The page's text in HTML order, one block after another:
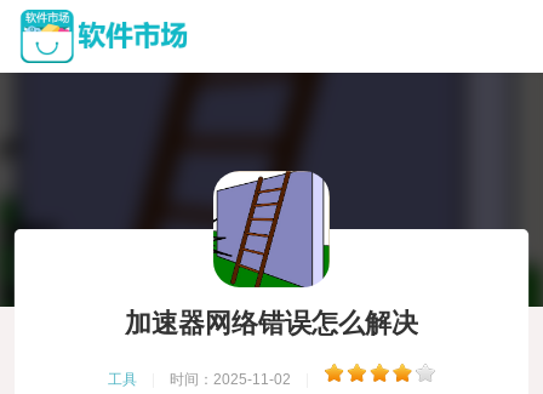
加速器网络错误怎么解决
工具 时间：2025-11-02